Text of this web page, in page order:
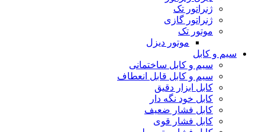
ژنراتور تک
ژنراتور گازی
موتور تک
موتور دیزل
سیم و کابل
سیم و کابل ساختمانی
سیم و کابل قابل انعطاف
کابل ابزار دقیق
کابل خود نگه دار
کابل فشار ضعیف
کابل فشار قوی